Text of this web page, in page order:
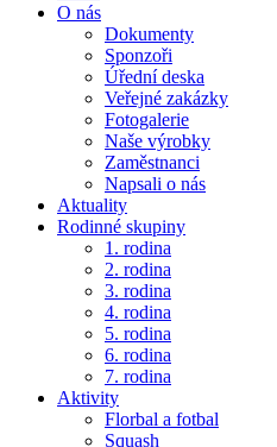
O nás
Dokumenty
Sponzoři
Úřední deska
Veřejné zakázky
Fotogalerie
Naše výrobky
Zaměstnanci
Napsali o nás
Aktuality
Rodinné skupiny
1. rodina
2. rodina
3. rodina
4. rodina
5. rodina
6. rodina
7. rodina
Aktivity
Florbal a fotbal
Squash